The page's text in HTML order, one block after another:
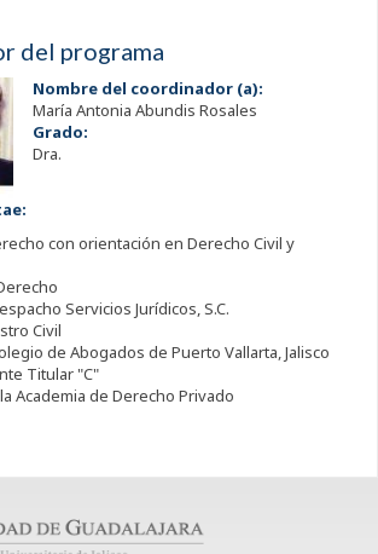
del programa
Nombre del coordinador (a):
María Antonia Abundis Rosales
Grado:
Dra.
con orientación en Derecho Civil y
Servicios Jurídicos, S.C.
Civil
de Abogados de Puerto Vallarta, Jalisco
Titular "C"
Academia de Derecho Privado